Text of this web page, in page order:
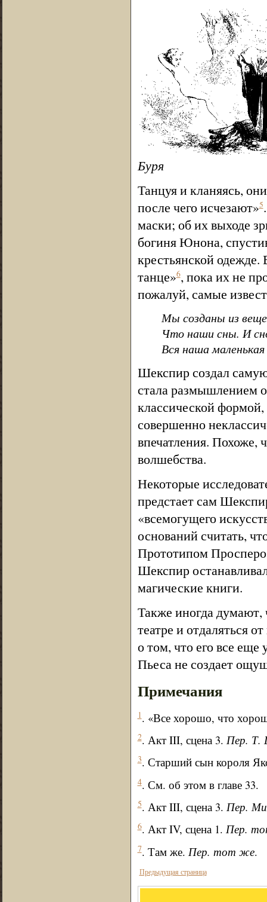
Буря
Танцуя и кланяясь,
после чего исчезают»5
маски; об их выходе
богиня Юнона,
крестьянской
танце»6, пока их не
пожалуй, самые
Мы созданы из
Что наши сны. И
Вся наша
Шекспир создал
стала размышлением
классической
совершенно
впечатления. Похоже,
волшебства.
Некоторые
предстает сам
«всемогущего
оснований считать,
Прототипом
Шекспир
магические книги.
Также иногда думают,
театре и отдаляться
о том, что его все еще
Пьеса не создает
Примечания
1. «Все хорошо, что
2. Акт III, сцена 3. Пер. Т.
3. Старший сын короля
4. См. об этом в главе 33.
5. Акт III, сцена 3. Пер.
6. Акт IV, сцена 1. Пер.
7. Там же. Пер. тот же.
Предыдущая страница